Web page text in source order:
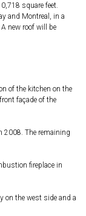
square feet.
and Montreal, in a
new roof will be
of the kitchen on the
façade of the
2008. The remaining
fireplace in
on the west side and a